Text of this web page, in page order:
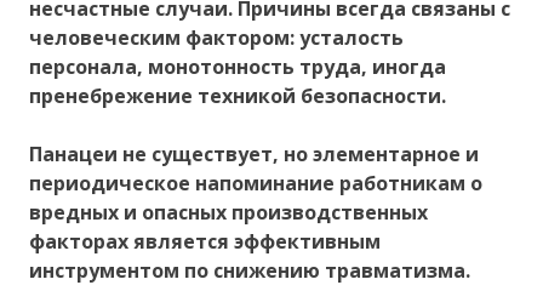
несчастные случаи. Причины всегда связаны с
человеческим фактором: усталость
персонала, монотонность труда, иногда
пренебрежение техникой безопасности.
Панацеи не существует, но элементарное и
периодическое напоминание работникам о
вредных и опасных производственных
факторах является эффективным
инструментом по снижению травматизма.